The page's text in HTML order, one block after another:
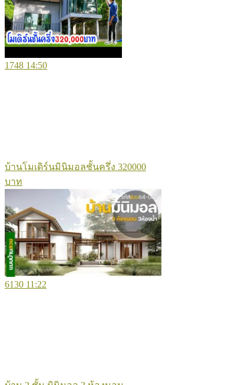
1748 14:50
บ้านโมเดิร์นมินิมอลชั้นครึ่ง 320000
บาท
6130 11:22